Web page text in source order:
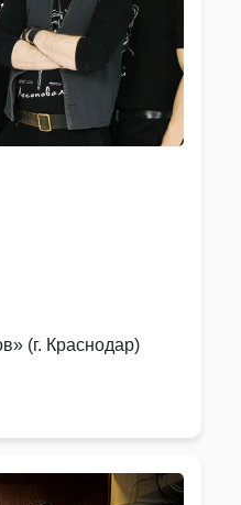
(г. Краснодар)